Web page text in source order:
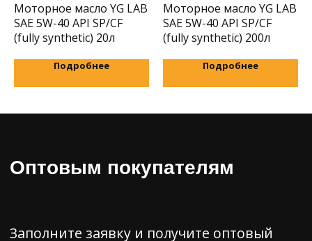
Моторное масло YG LAB
SAE 5W-40 API SP/CF
(fully synthetic) 20л
Подробнее
Моторное масло YG LAB
SAE 5W-40 API SP/CF
(fully synthetic) 200л
Подробнее